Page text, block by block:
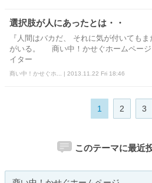
選択肢が人にあったとは・・
『人間はバカだ、 それに気が付いても
がいる。 商い中！かせぐホームページ
イター
商い中！かせぐホ... | 2013.11.22 Fri 18:46
1 2 3
このテーマに最近